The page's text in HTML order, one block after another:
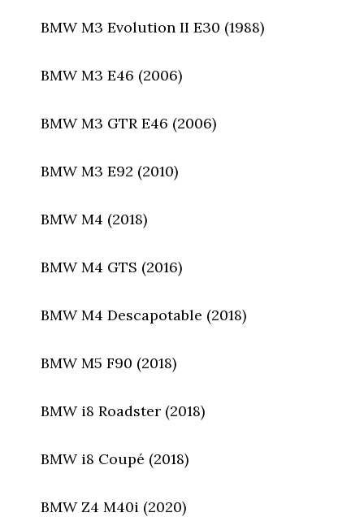
BMW M3 Evolution II E30 (1988)
BMW M3 E46 (2006)
BMW M3 GTR E46 (2006)
BMW M3 E92 (2010)
BMW M4 (2018)
BMW M4 GTS (2016)
BMW M4 Descapotable (2018)
BMW M5 F90 (2018)
BMW i8 Roadster (2018)
BMW i8 Coupé (2018)
BMW Z4 M40i (2020)